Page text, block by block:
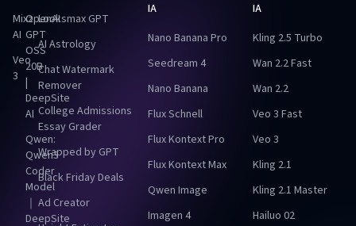
Mixz
AI
Veo
3
OpenAI
GPT
OSS
20B
|
DeepSite
AI
Qwen:
Qwen3
Coder
Model
｜
DeepSite
Looksmax GPT
AI Astrology
Chat Watermark
Remover
College Admissions
Essay Grader
Wrapped by GPT
Black Friday Deals
Ad Creator
IA
Nano Banana Pro
Seedream 4
Nano Banana
Flux Schnell
Flux Kontext Pro
Flux Kontext Max
Qwen Image
Imagen 4
IA
Kling 2.5 Turbo
Wan 2.2 Fast
Wan 2.2
Veo 3 Fast
Veo 3
Kling 2.1
Kling 2.1 Master
Hailuo 02